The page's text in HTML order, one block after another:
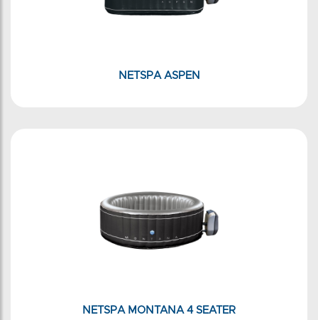
NETSPA ASPEN
NETSPA MONTANA 4 SEATER